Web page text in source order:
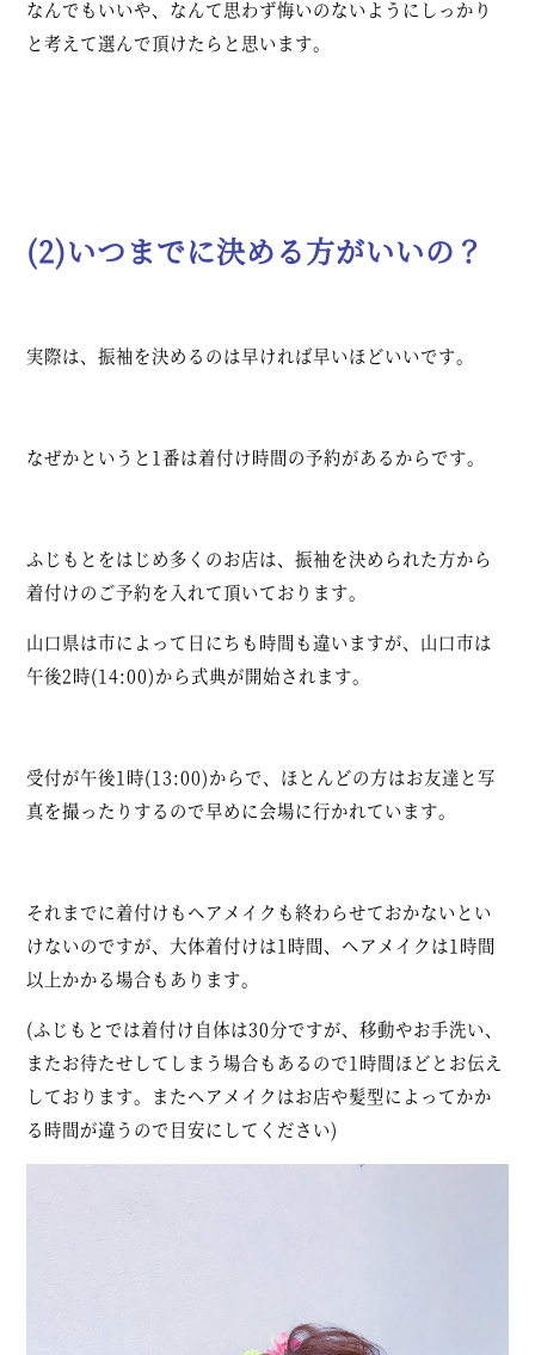
なんでもいいや、なんて思わず悔いのないようにしっかり
と考えて選んで頂けたらと思います。
(2)いつまでに決める方がいいの？
実際は、振袖を決めるのは早ければ早いほどいいです。
なぜかというと1番は着付け時間の予約があるからです。
ふじもとをはじめ多くのお店は、振袖を決められた方から
着付けのご予約を入れて頂いております。
山口県は市によって日にちも時間も違いますが、山口市は
午後2時(14:00)から式典が開始されます。
受付が午後1時(13:00)からで、ほとんどの方はお友達と写
真を撮ったりするので早めに会場に行かれています。
それまでに着付けもヘアメイクも終わらせておかないとい
けないのですが、大体着付けは1時間、ヘアメイクは1時間
以上かかる場合もあります。
(ふじもとでは着付け自体は30分ですが、移動やお手洗い、
またお待たせしてしまう場合もあるので1時間ほどとお伝え
しております。またヘアメイクはお店や髪型によってかか
る時間が違うので目安にしてください)